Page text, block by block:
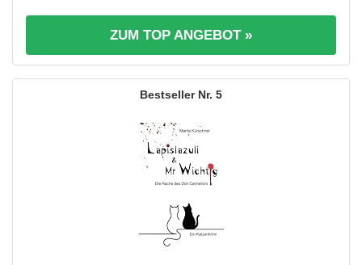
ZUM TOP ANGEBOT »
5